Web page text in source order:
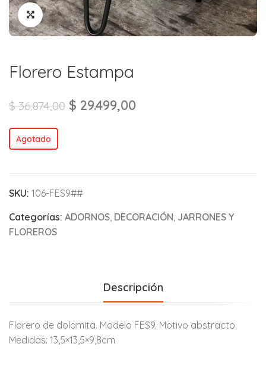
Florero Estampa
$36.874,00 $ 29.499,00
Agotado
SKU: 106-FES9##
Categorías: ADORNOS, DECORACIÓN, JARRONES Y
FLOREROS
Descripción
Florero de dolomita. Modelo FES9. Motivo abstracto.
Medidas: 13,5×13,5×9,8cm